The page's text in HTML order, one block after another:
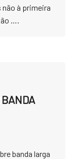
à primeira
….
banda larga